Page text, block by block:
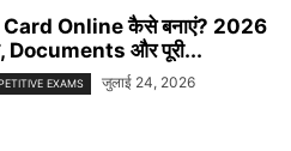
Online कैसे बनाएं? 2026
Documents और पूरी...
EXAMS जुलाई 24, 2026